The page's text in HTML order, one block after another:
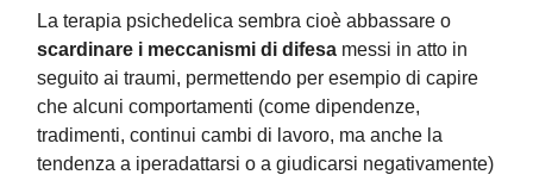
La terapia psichedelica sembra cioè abbassare o
scardinare i meccanismi di difesa messi in atto in
seguito ai traumi, permettendo per esempio di capire
che alcuni comportamenti (come dipendenze,
tradimenti, continui cambi di lavoro, ma anche la
tendenza a iperadattarsi o a giudicarsi negativamente)